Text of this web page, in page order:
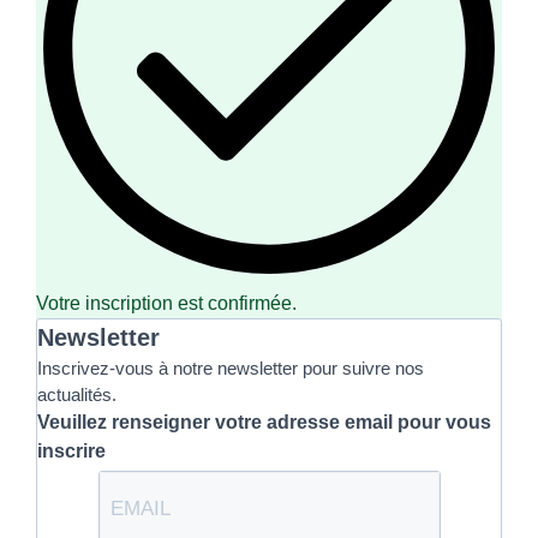
Votre inscription est confirmée.
Newsletter
Inscrivez-vous à notre newsletter pour suivre nos
actualités.
Veuillez renseigner votre adresse email pour vous
inscrire